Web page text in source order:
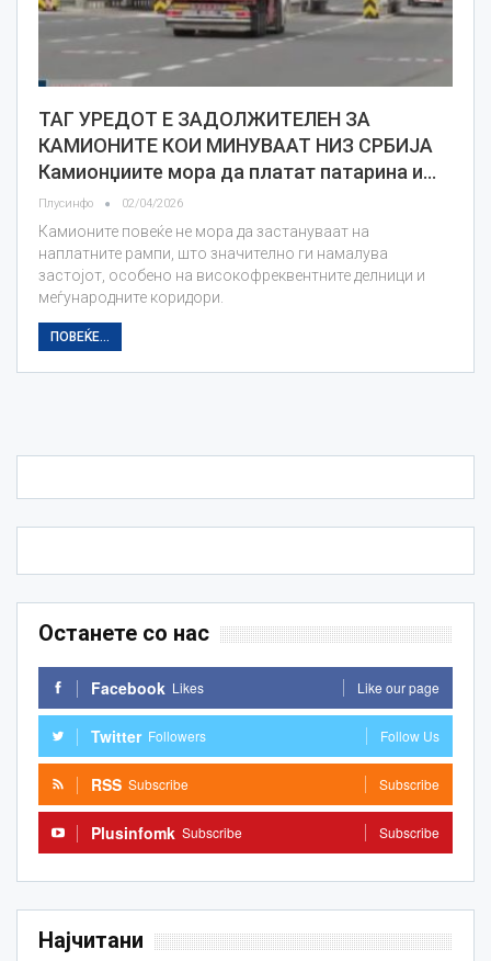
ТАГ УРЕДОТ Е ЗАДОЛЖИТЕЛЕН ЗА
КАМИОНИТЕ КОИ МИНУВААТ НИЗ СРБИЈА
Камионџиите мора да платат патарина и…
Плусинфо 02/04/2026
Камионите повеќе не мора да застануваат на
наплатните рампи, што значително ги намалува
застојот, особено на високофреквентните делници и
меѓународните коридори.
ПОВЕЌЕ...
Останете со нас
Facebook Likes Like our page
Twitter Followers Follow Us
RSS Subscribe Subscribe
Plusinfomk Subscribe Subscribe
Најчитани